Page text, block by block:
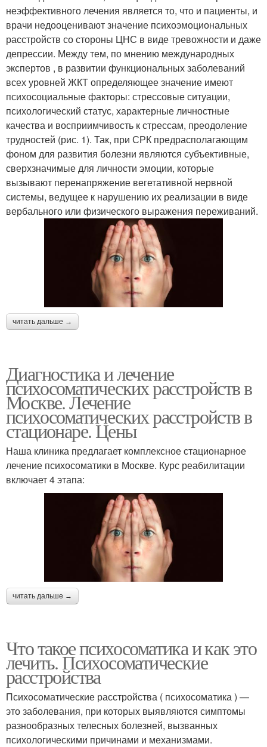
неэффективного лечения является то, что и пациенты, и
врачи недооценивают значение психоэмоциональных
расстройств со стороны ЦНС в виде тревожности и даже
депрессии. Между тем, по мнению международных
экспертов , в развитии функциональных заболеваний
всех уровней ЖКТ определяющее значение имеют
психосоциальные факторы: стрессовые ситуации,
психологический статус, характерные личностные
качества и восприимчивость к стрессам, преодоление
трудностей (рис. 1). Так, при СРК предрасполагающим
фоном для развития болезни являются субъективные,
сверхзначимые для личности эмоции, которые
вызывают перенапряжение вегетативной нервной
системы, ведущее к нарушению их реализации в виде
вербального или физического выражения переживаний.
читать дальше →
Диагностика и лечение
психосоматических расстройств в
Москве. Лечение
психосоматических расстройств в
стационаре. Цены
Наша клиника предлагает комплексное стационарное
лечение психосоматики в Москве. Курс реабилитации
включает 4 этапа:
читать дальше →
Что такое психосоматика и как это
лечить. Психосоматические
расстройства
Психосоматические расстройства ( психосоматика ) —
это заболевания, при которых выявляются симптомы
разнообразных телесных болезней, вызванных
психологическими причинами и механизмами.